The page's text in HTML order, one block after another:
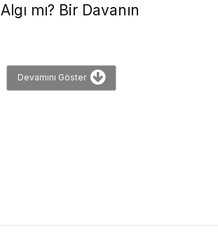
mı? Bir Davanın
Devamını Göster